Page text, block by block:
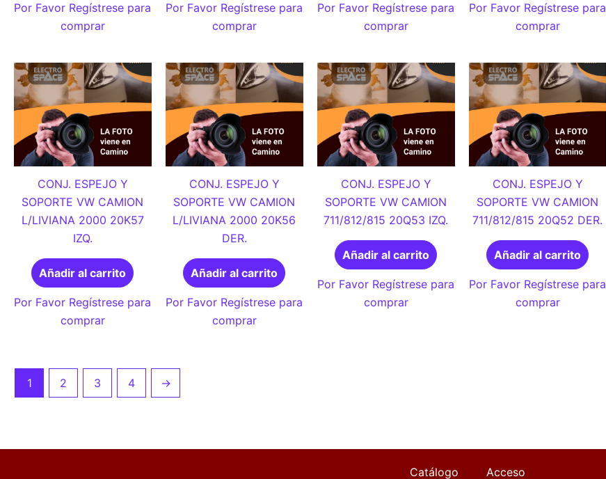
Por Favor Regístrese para
comprar
Por Favor Regístrese para
comprar
Por Favor Regístrese para
comprar
Por Favor Regístrese para
comprar
CONJ. ESPEJO Y
SOPORTE VW CAMION
L/LIVIANA 2000 20K57
IZQ.
Añadir al carrito
Por Favor Regístrese para
comprar
CONJ. ESPEJO Y
SOPORTE VW CAMION
L/LIVIANA 2000 20K56
DER.
Añadir al carrito
Por Favor Regístrese para
comprar
CONJ. ESPEJO Y
SOPORTE VW CAMION
711/812/815 20Q53 IZQ.
Añadir al carrito
Por Favor Regístrese para
comprar
CONJ. ESPEJO Y
SOPORTE VW CAMION
711/812/815 20Q52 DER.
Añadir al carrito
Por Favor Regístrese para
comprar
1 2 3 4 →
Catálogo Acceso